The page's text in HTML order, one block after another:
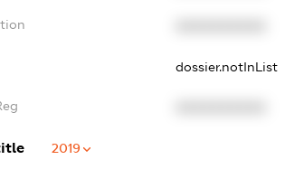
dossier.notInList
2019